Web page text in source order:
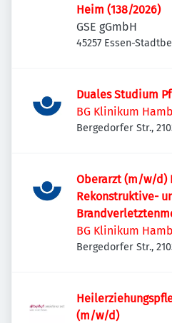
Heim (138/2026)
GSE gGmbH
45257 Essen-
Duales Studium
BG Klinikum
Bergedorfer Str.,
Oberarzt (m/w/d)
Rekonstruktive-
BG Klinikum
Bergedorfer Str.,
(m/w/d)